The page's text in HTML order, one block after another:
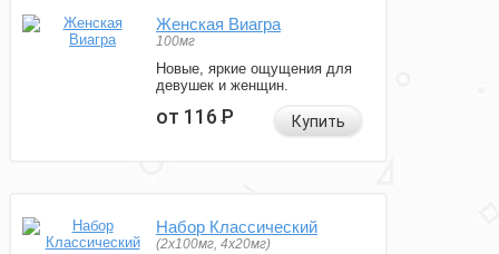
Женская Виагра
100мг
Новые, яркие ощущения для
девушек и женщин.
от 116Р Купить
Набор Классический
(2x100мг, 4x20мг)